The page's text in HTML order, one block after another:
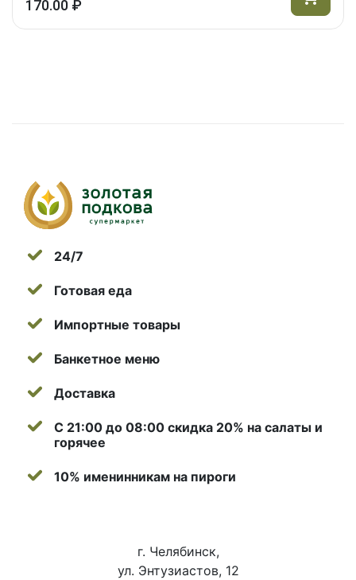
170.00 ₽
24/7
Готовая еда
Импортные товары
Банкетное меню
Доставка
С 21:00 до 08:00 скидка 20% на салаты и
горячее
10% именинникам на пироги
г. Челябинск,
ул. Энтузиастов, 12